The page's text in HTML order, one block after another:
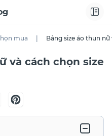
mua Bảng size áo thun
và cách chọn size